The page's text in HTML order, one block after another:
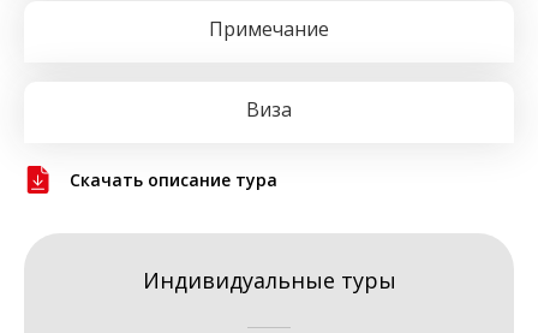
Примечание
Виза
Скачать описание тура
Индивидуальные туры